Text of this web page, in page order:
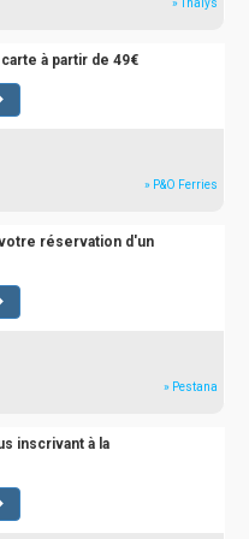
» Thalys
à partir de 49€
» P&O Ferries
réservation d'un
» Pestana
inscrivant à la